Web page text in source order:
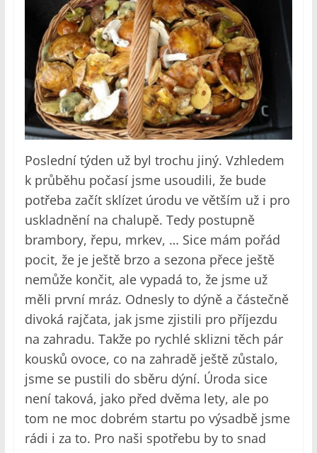
Poslední týden už byl trochu jiný. Vzhledem
k průběhu počasí jsme usoudili, že bude
potřeba začít sklízet úrodu ve větším už i pro
uskladnění na chalupě. Tedy postupně
brambory, řepu, mrkev, … Sice mám pořád
pocit, že je ještě brzo a sezona přece ještě
nemůže končit, ale vypadá to, že jsme už
měli první mráz. Odnesly to dýně a částečně
divoká rajčata, jak jsme zjistili pro příjezdu
na zahradu. Takže po rychlé sklizni těch pár
kousků ovoce, co na zahradě ještě zůstalo,
jsme se pustili do sběru dýní. Úroda sice
není taková, jako před dvěma lety, ale po
tom ne moc dobrém startu po výsadbě jsme
rádi i za to. Pro naši spotřebu by to snad